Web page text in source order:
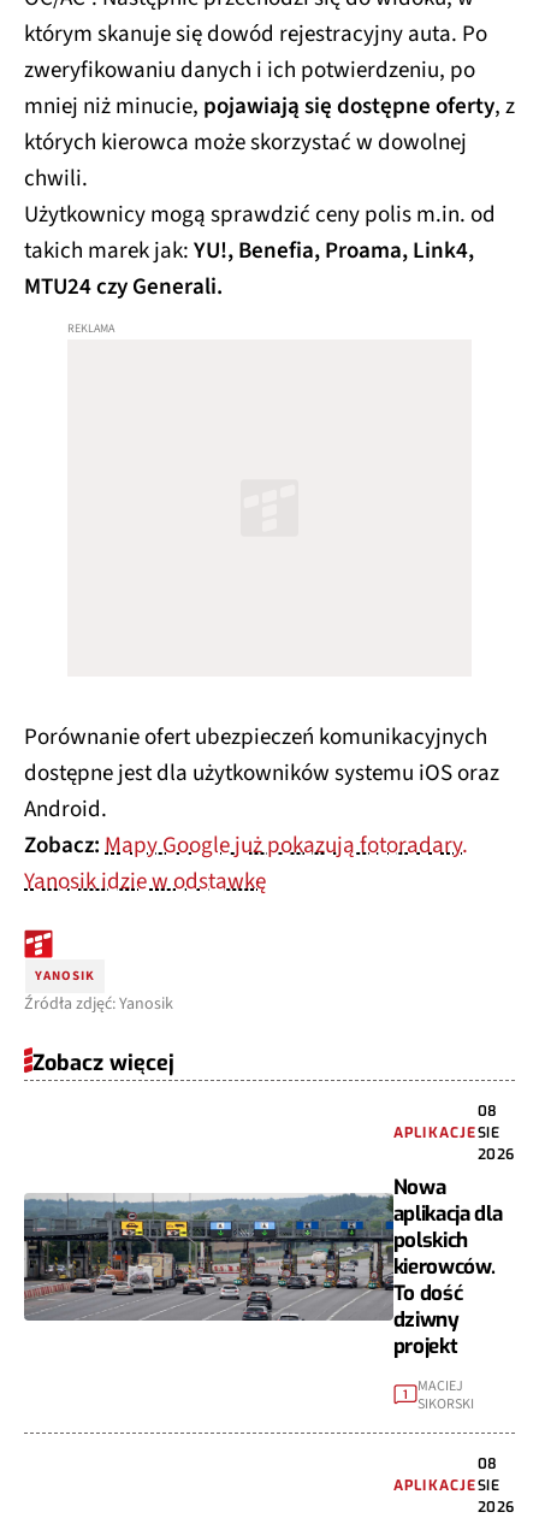
którym skanuje się dowód rejestracyjny auta. Po
zweryfikowaniu danych i ich potwierdzeniu, po
mniej niż minucie, pojawiają się dostępne oferty, z
których kierowca może skorzystać w dowolnej
chwili.
Użytkownicy mogą sprawdzić ceny polis m.in. od
takich marek jak:YU!, Benefia, Proama, Link4,
MTU24 czy Generali.
Porównanie ofert ubezpieczeń komunikacyjnych
dostępne jest dla użytkowników systemu iOS oraz
Android.
Zobacz:Mapy Google już pokazują fotoradary.
Yanosik idzie w odstawkę
YANOSIK
Źródła zdjęć: Yanosik
Zobacz więcej
APLIKACJE
08
SIE
2026
Nowa
aplikacja dla
polskich
kierowców.
To dość
dziwny
projekt
1
MACIEJ
SIKORSKI
APLIKACJE
08
SIE
2026